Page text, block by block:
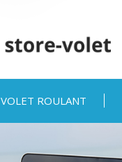
VOLET ROULANT